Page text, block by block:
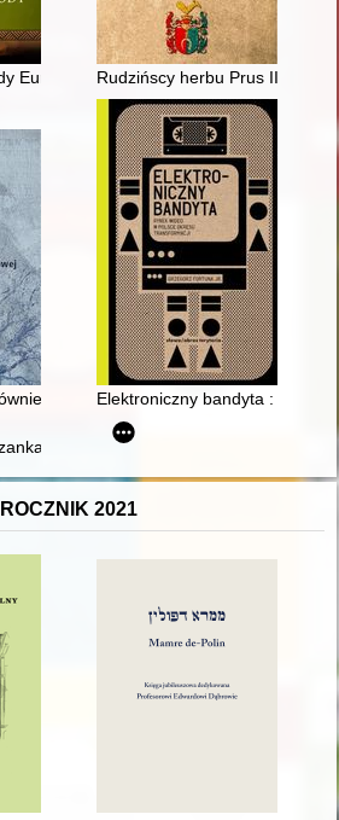
Europy Rudzińscy herbu Prus III z
człowiek : mieszkańcy
Elektroniczny bandyta : rynek
Dobrowolska (1906-1989) : życie i
ROCZNIK 2021